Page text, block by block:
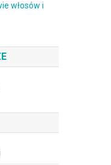
włosów i